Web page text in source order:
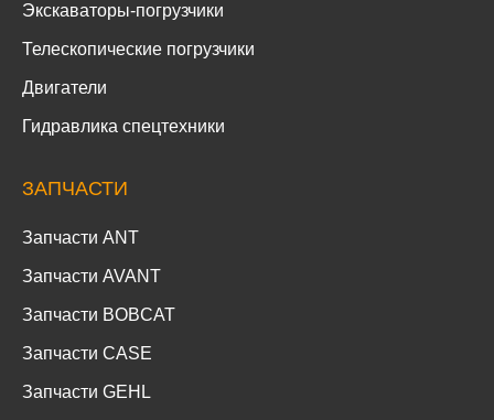
Экскаваторы-погрузчики
Телескопические погрузчики
Двигатели
Гидравлика спецтехники
ЗАПЧАСТИ
Запчасти ANT
Запчасти AVANT
Запчасти BOBCAT
Запчасти CASE
Запчасти GEHL